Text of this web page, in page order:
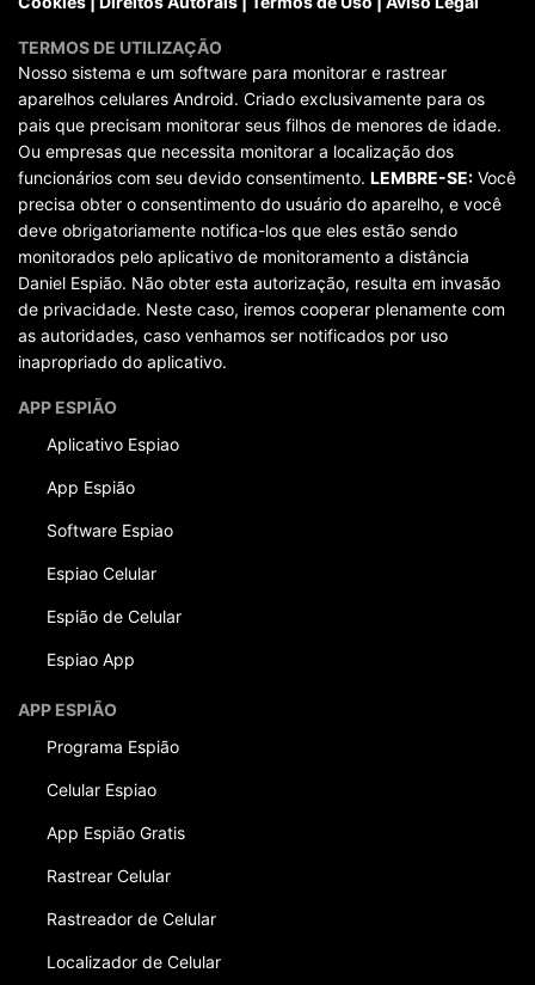
TERMOS DE UTILIZAÇÃO
Nosso sistema e um software para monitorar e rastrear
aparelhos celulares Android. Criado exclusivamente para os
pais que precisam monitorar seus filhos de menores de idade.
Ou empresas que necessita monitorar a localização dos
funcionários com seu devido consentimento. LEMBRE-SE: Você
precisa obter o consentimento do usuário do aparelho, e você
deve obrigatoriamente notifica-los que eles estão sendo
monitorados pelo aplicativo de monitoramento a distância
Daniel Espião. Não obter esta autorização, resulta em invasão
de privacidade. Neste caso, iremos cooperar plenamente com
as autoridades, caso venhamos ser notificados por uso
inapropriado do aplicativo.
APP ESPIÃO
Aplicativo Espiao
App Espião
Software Espiao
Espiao Celular
Espião de Celular
Espiao App
APP ESPIÃO
Programa Espião
Celular Espiao
App Espião Gratis
Rastrear Celular
Rastreador de Celular
Localizador de Celular